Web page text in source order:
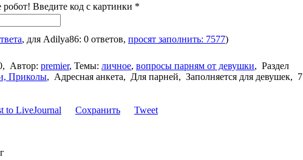
Введите код с картинки *
, для Adilya86: 0 ответов, просят заполнить: 7577)
Автор: premier, Темы: личное, вопросы парням от девушки, Раздел
Приколы, Адресная анкета, Для парней, Заполняется для девушек, 7
Сохранить Tweet